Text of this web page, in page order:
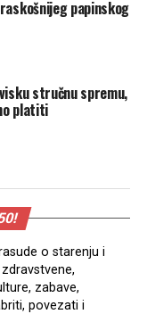
papinskog
stručnu spremu,
platiti
o starenju i
zabave,
povezati i